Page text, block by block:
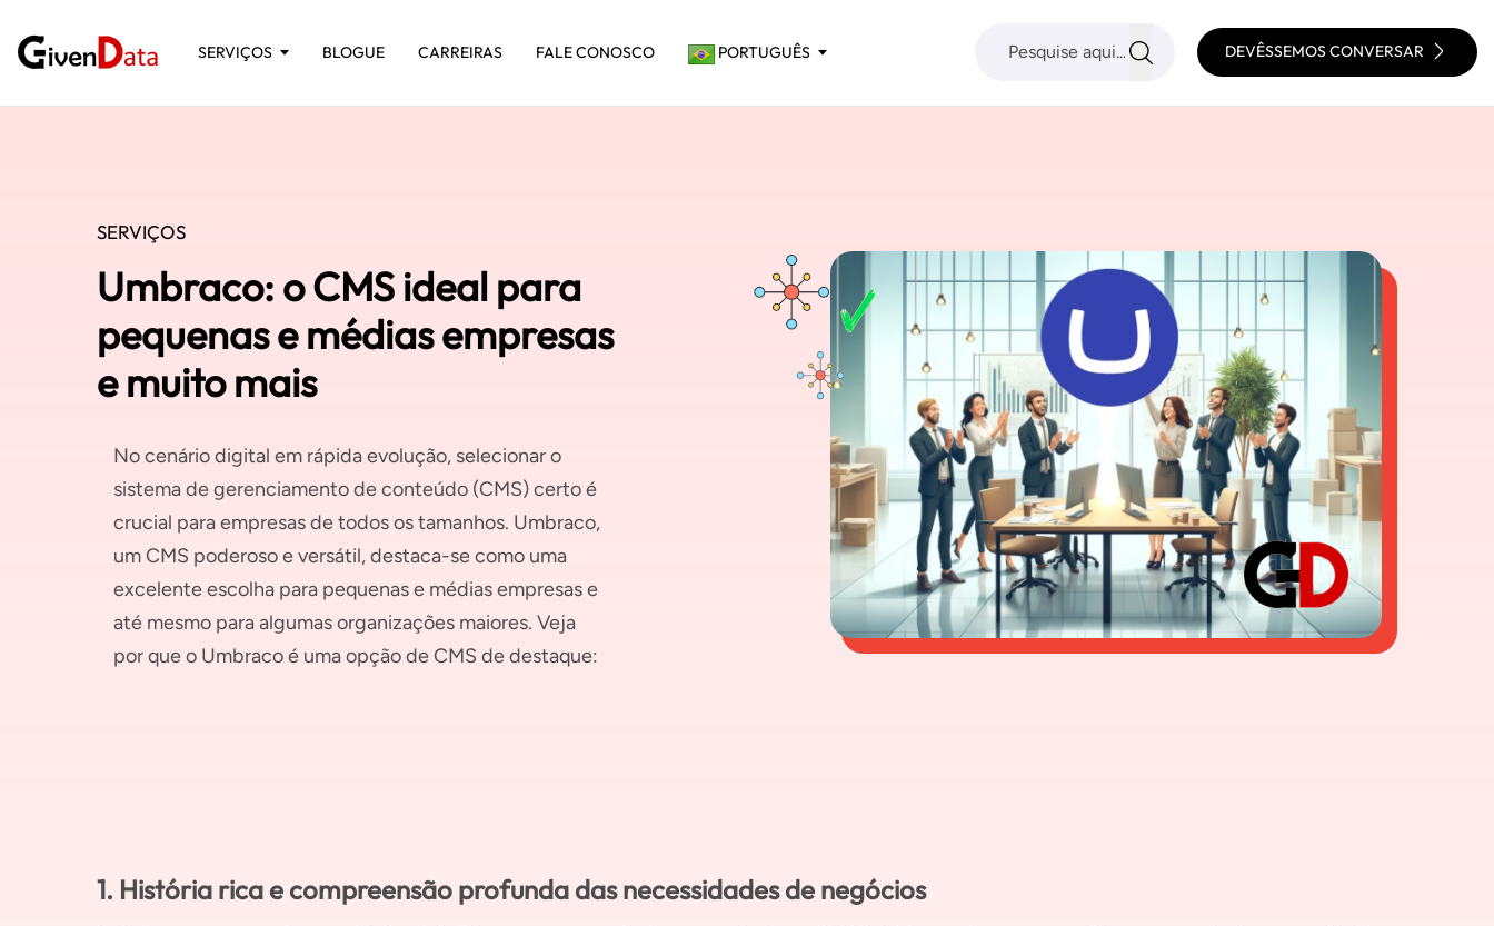
SERVIÇOS BLOGUE CARREIRAS FALE CONOSCO PORTUGUÊS DEVÊSSEMOS CONVERSAR
SERVIÇOS
Umbraco: o CMS ideal para
pequenas e médias empresas
e muito mais
No cenário digital em rápida evolução, selecionar o
sistema de gerenciamento de conteúdo (CMS) certo é
crucial para empresas de todos os tamanhos. Umbraco,
um CMS poderoso e versátil, destaca-se como uma
excelente escolha para pequenas e médias empresas e
até mesmo para algumas organizações maiores. Veja
por que o Umbraco é uma opção de CMS de destaque:
1. História rica e compreensão profunda das necessidades de negócios